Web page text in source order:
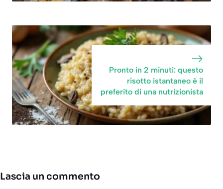
Pronto in 2 minuti: questo
risotto istantaneo è il
preferito di una nutrizionista
Lascia un commento